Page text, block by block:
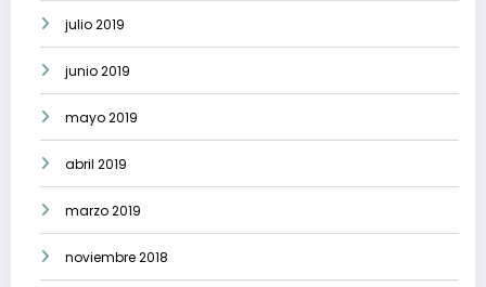
julio 2019
junio 2019
mayo 2019
abril 2019
marzo 2019
noviembre 2018